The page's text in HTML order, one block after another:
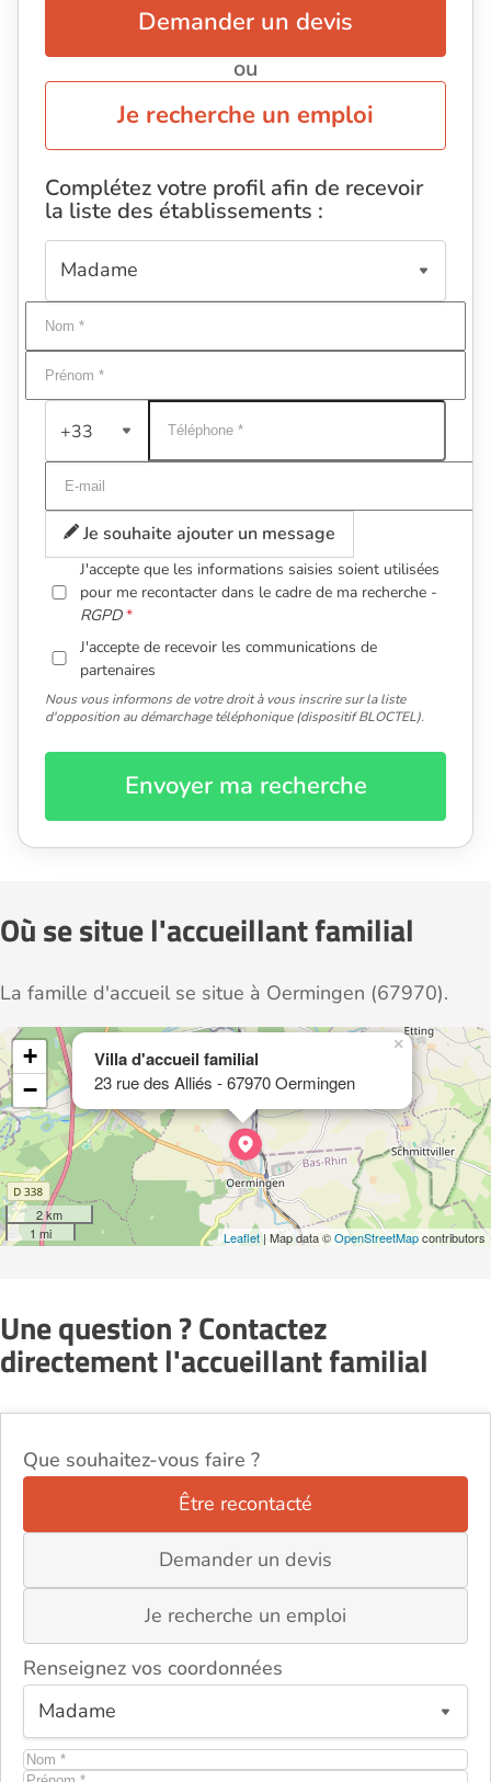
Demander un devis
ou
Je recherche un emploi
Complétez votre profil afin de recevoir
la liste des établissements :
+33
Je souhaite ajouter un message
J'accepte que les informations saisies soient utilisées
pour me recontacter dans le cadre de ma recherche -
RGPD
J'accepte de recevoir les communications de
partenaires
Nous vous informons de votre droit à vous inscrire sur la liste
d'opposition au démarchage téléphonique (dispositif BLOCTEL).
Envoyer ma recherche
Où se situe l'accueillant familial
La famille d'accueil se situe à Oermingen (67970).
Villa d'accueil familial
23 rue des Alliés - 67970 Oermingen
×
+
−
2 km
1 mi
Leaflet | Map data ©OpenStreetMapcontributors
Une question ? Contactez
directement l'accueillant familial
Que souhaitez-vous faire ?
Être recontacté
Demander un devis
Je recherche un emploi
Renseignez vos coordonnées